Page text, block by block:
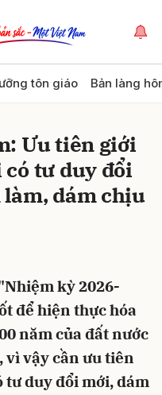
tôn giáo Bản làng
Ưu tiên giới
tư duy đổi
dám chịu
kỳ 2026-
để hiện thực hóa
năm của đất nước
vì vậy cần ưu tiên
duy đổi mới, dám